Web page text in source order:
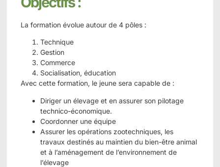
La formation évolue autour de 4 pôles :
Technique
Gestion
Commerce
Socialisation, éducation
Avec cette formation, le jeune sera capable de :
Diriger un élevage et en assurer son pilotage
technico-économique.
Coordonner une équipe
Assurer les opérations zootechniques, les
travaux destinés au maintien du bien-être animal
et à l’aménagement de l’environnement de
l’élevage